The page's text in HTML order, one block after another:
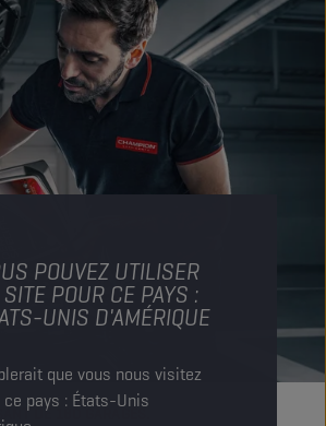
POUVEZ UTILISER
POUR CE PAYS :
UNIS D'AMÉRIQUE
que vous nous visitez
ce pays : États-Unis
DE 180 GARAGES.